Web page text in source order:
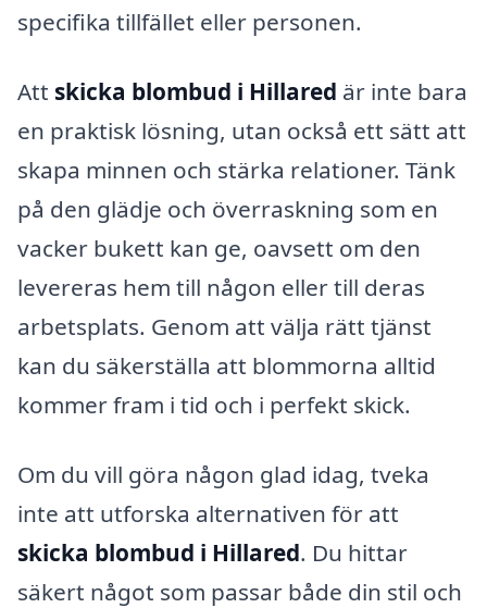
specifika tillfället eller personen.
Att skicka blombud i Hillared är inte bara
en praktisk lösning, utan också ett sätt att
skapa minnen och stärka relationer. Tänk
på den glädje och överraskning som en
vacker bukett kan ge, oavsett om den
levereras hem till någon eller till deras
arbetsplats. Genom att välja rätt tjänst
kan du säkerställa att blommorna alltid
kommer fram i tid och i perfekt skick.
Om du vill göra någon glad idag, tveka
inte att utforska alternativen för att
skicka blombud i Hillared. Du hittar
säkert något som passar både din stil och